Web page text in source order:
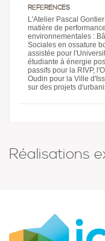
RÉFÉRENCES
L'Atelier Pascal
matière de
environnementales :
Sociales en ossature
assistée pour
étudiante à énergie
passifs pour la RIVP,
Oudin pour la Ville
sur des projets
Réalisations